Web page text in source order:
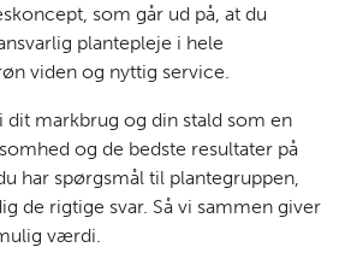
som går ud på, at du
plantepleje i hele
viden og nyttig service.
dit markbrug og din stald som en
og de bedste resultater på
har spørgsmål til plantegruppen,
de rigtige svar. Så vi sammen giver
værdi.